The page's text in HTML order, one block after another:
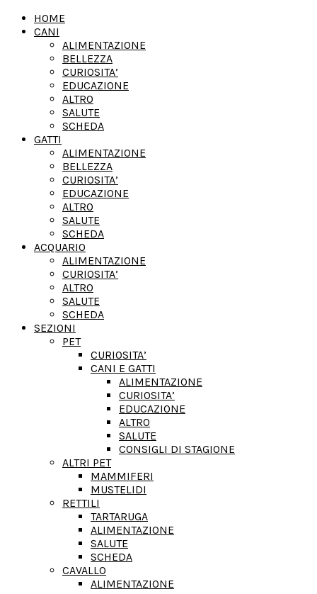
HOME
CANI
ALIMENTAZIONE
BELLEZZA
CURIOSITA’
EDUCAZIONE
ALTRO
SALUTE
SCHEDA
GATTI
ALIMENTAZIONE
BELLEZZA
CURIOSITA’
EDUCAZIONE
ALTRO
SALUTE
SCHEDA
ACQUARIO
ALIMENTAZIONE
CURIOSITA’
ALTRO
SALUTE
SCHEDA
SEZIONI
PET
CURIOSITA’
CANI E GATTI
ALIMENTAZIONE
CURIOSITA’
EDUCAZIONE
ALTRO
SALUTE
CONSIGLI DI STAGIONE
ALTRI PET
MAMMIFERI
MUSTELIDI
RETTILI
TARTARUGA
ALIMENTAZIONE
SALUTE
SCHEDA
CAVALLO
ALIMENTAZIONE